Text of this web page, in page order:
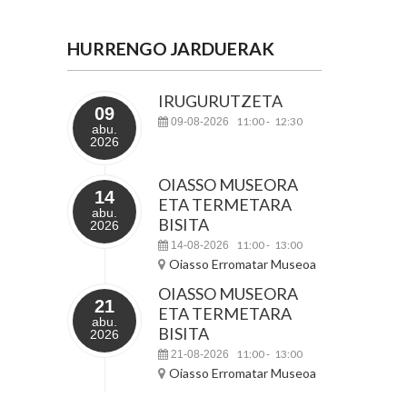
HURRENGO JARDUERAK
09
abu.
2026
IRUGURUTZETA
09-08-2026 11:00- 12:30
14
abu.
2026
OIASSO MUSEORA
ETA TERMETARA
BISITA
14-08-2026 11:00- 13:00
Oiasso Erromatar Museoa
21
abu.
2026
OIASSO MUSEORA
ETA TERMETARA
BISITA
21-08-2026 11:00- 13:00
Oiasso Erromatar Museoa